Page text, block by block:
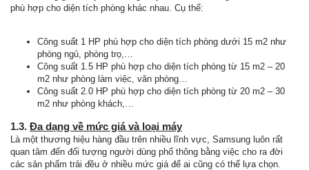
phù hợp cho diện tích phòng khác nhau. Cụ thể:
Công suất 1 HP phù hợp cho diện tích phòng dưới 15 m2 như
phòng ngủ, phòng trọ,…
Công suất 1.5 HP phù hợp cho diện tích phòng từ 15 m2 – 20
m2 như phòng làm việc, văn phòng…
Công suất 2.0 HP phù hợp cho diện tích phòng từ 20 m2 – 30
m2 như phòng khách,…
1.3. Đa dạng về mức giá và loại máy
Là một thương hiệu hàng đầu trên nhiều lĩnh vực, Samsung luôn rất
quan tâm đến đối tượng người dùng phổ thông bằng việc cho ra đời
các sản phẩm trải đều ở nhiều mức giá để ai cũng có thể lựa chọn.